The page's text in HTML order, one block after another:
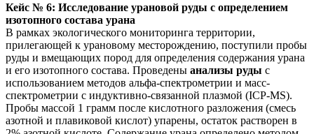
Кейс № 6: Исследование урановой руды с определением
изотопного состава урана
В рамках экологического мониторинга территории,
прилегающей к урановому месторождению, поступили пробы
руды и вмещающих пород для определения содержания урана
и его изотопного состава. Проведены анализы руды с
использованием методов альфа-спектрометрии и масс-
спектрометрии с индуктивно-связанной плазмой (ICP-MS).
Пробы массой 1 грамм после кислотного разложения (смесь
азотной и плавиковой кислот) упарены, остаток растворен в